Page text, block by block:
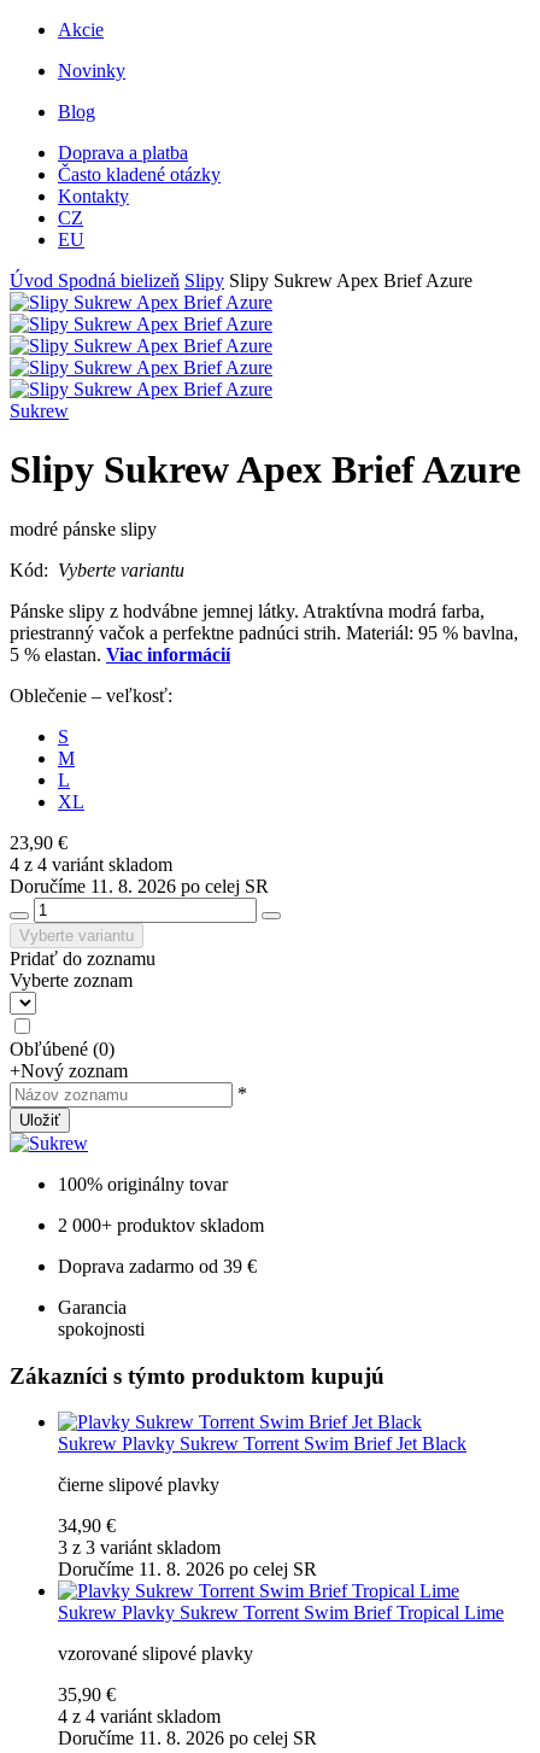
Akcie
Novinky
Blog
Doprava a platba
Často kladené otázky
Kontakty
CZ
EU
Úvod Spodná bielizeň Slipy Slipy Sukrew Apex Brief Azure
Sukrew
Slipy Sukrew Apex Brief Azure
modré pánske slipy
Kód: Vyberte variantu
Pánske slipy z hodvábne jemnej látky. Atraktívna modrá farba,
priestranný vačok a perfektne padnúci strih. Materiál: 95 % bavlna,
5 % elastan. Viac informácií
Oblečenie – veľkosť:
S
M
L
XL
23,90 €
4 z 4 variánt skladom
Doručíme 11. 8. 2026 po celej SR
Vyberte variantu
Pridať do zoznamu
Vyberte zoznam
Obľúbené (0)
+Nový zoznam
*
Uložiť
100% originálny tovar
2 000+ produktov skladom
Doprava zadarmo od 39 €
Garancia
spokojnosti
Zákazníci s týmto produktom kupujú
Sukrew Plavky Sukrew Torrent Swim Brief Jet Black
čierne slipové plavky
34,90 €
3 z 3 variánt skladom
Doručíme 11. 8. 2026 po celej SR
Sukrew Plavky Sukrew Torrent Swim Brief Tropical Lime
vzorované slipové plavky
35,90 €
4 z 4 variánt skladom
Doručíme 11. 8. 2026 po celej SR